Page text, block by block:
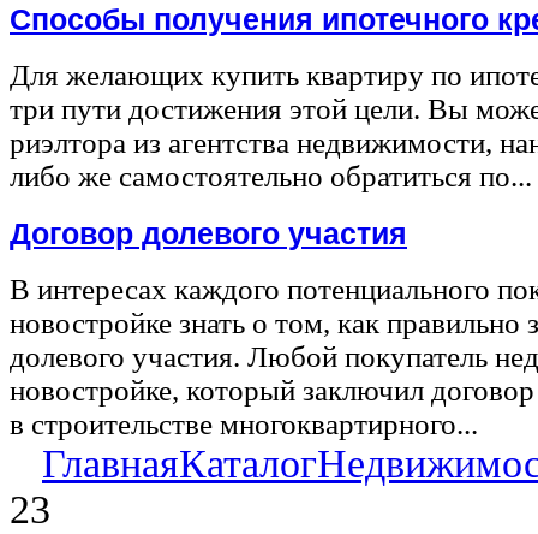
Способы получения ипотечного
Для желающих купить квартиру по
три пути достижения этой цели. Вы
риэлтора из агентства недвижимости,
либо же самостоятельно обратиться по...
Договор долевого участия
В интересах каждого потенциального
новостройке знать о том, как правильно
долевого участия. Любой покупатель
новостройке, который заключил
в строительстве многоквартирного...
ГлавнаяКаталог
23